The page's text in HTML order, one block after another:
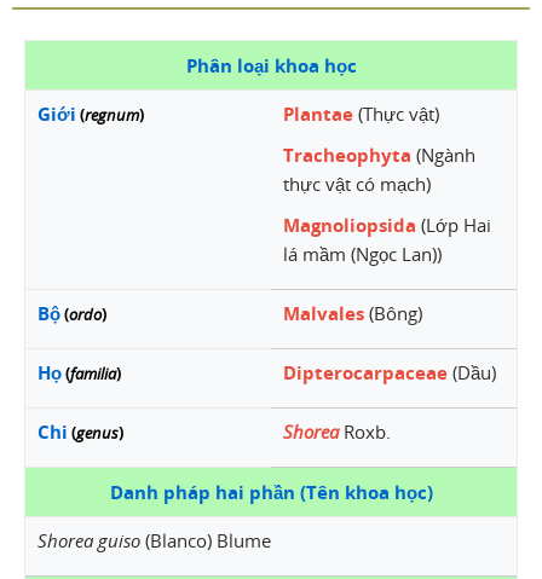
Phân loại khoa học
Giới (regnum) Plantae (Thực vật)
Tracheophyta (Ngành
thực vật có mạch)
Magnoliopsida (Lớp Hai
lá mầm (Ngọc Lan))
Bộ(ordo) Malvales (Bông)
Họ(familia) Dipterocarpaceae (Dầu)
Chi (genus) Shorea Roxb.
Danh pháp hai phần (Tên khoa học)
Shorea guiso (Blanco) Blume